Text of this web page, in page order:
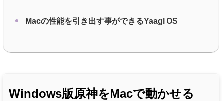
Macの性能を引き出す事ができるYaagl OS
Windows版原神をMacで動かせる